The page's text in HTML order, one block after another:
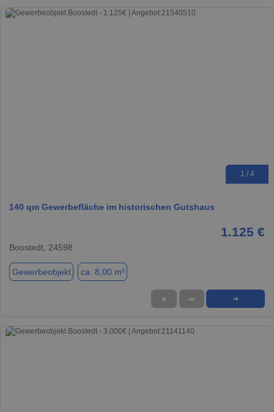
1 / 4
140 qm Gewerbefläche im historischen Gutshaus
1.125 €
Boostedt, 24598
Gewerbeobjekt ca. 8,00 m²
★ ➦ ➜